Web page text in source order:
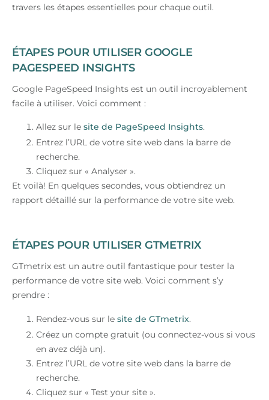
travers les étapes essentielles pour chaque outil.
ÉTAPES POUR UTILISER GOOGLE
PAGESPEED INSIGHTS
Google PageSpeed Insights est un outil incroyablement
facile à utiliser. Voici comment :
Allez sur le site de PageSpeed Insights.
Entrez l’URL de votre site web dans la barre de
recherche.
Cliquez sur « Analyser ».
Et voilà! En quelques secondes, vous obtiendrez un
rapport détaillé sur la performance de votre site web.
ÉTAPES POUR UTILISER GTMETRIX
GTmetrix est un autre outil fantastique pour tester la
performance de votre site web. Voici comment s’y
prendre :
Rendez-vous sur le site de GTmetrix.
Créez un compte gratuit (ou connectez-vous si vous
en avez déjà un).
Entrez l’URL de votre site web dans la barre de
recherche.
Cliquez sur « Test your site ».